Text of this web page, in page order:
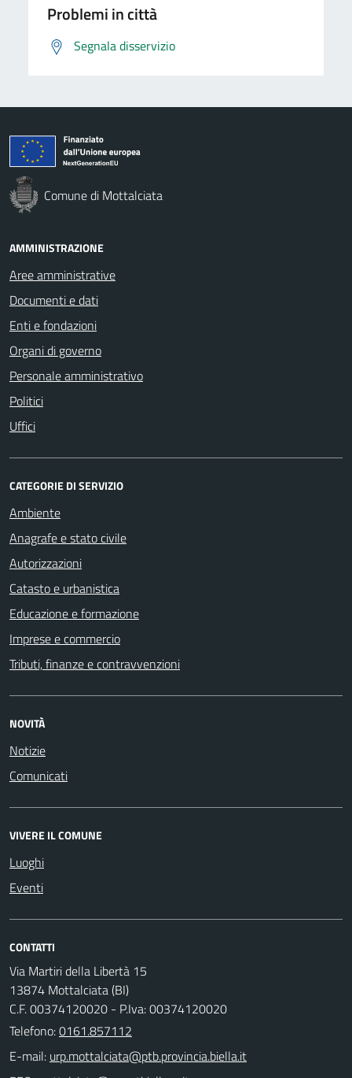
Problemi in città
Segnala disservizio
Comune di Mottalciata
AMMINISTRAZIONE
Aree amministrative
Documenti e dati
Enti e fondazioni
Organi di governo
Personale amministrativo
Politici
Uffici
CATEGORIE DI SERVIZIO
Ambiente
Anagrafe e stato civile
Autorizzazioni
Catasto e urbanistica
Educazione e formazione
Imprese e commercio
Tributi, finanze e contravvenzioni
NOVITÀ
Notizie
Comunicati
VIVERE IL COMUNE
Luoghi
Eventi
CONTATTI
Via Martiri della Libertà 15
13874 Mottalciata (BI)
C.F. 00374120020 - P.Iva: 00374120020
Telefono:0161.857112
E-mail: